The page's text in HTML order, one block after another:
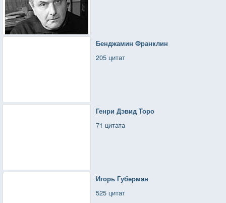
Бенджамин Франклин
205 цитат
Генри Дэвид Торо
71 цитата
Игорь Губерман
525 цитат